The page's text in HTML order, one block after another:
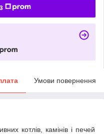
Умови повернення
котлів, камінів і печей